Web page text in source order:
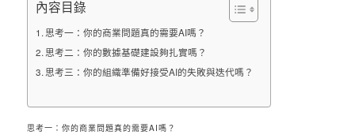
內容目錄
思考一：你的商業問題真的需要AI嗎？
思考二：你的數據基礎建設夠扎實嗎？
思考三：你的組織準備好接受AI的失敗與迭代嗎？
思考一：你的商業問題真的需要AI嗎？